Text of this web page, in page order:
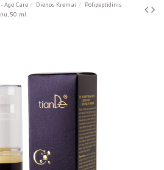
Age Care Dienos Kremai
Polipeptidinis
50 ml